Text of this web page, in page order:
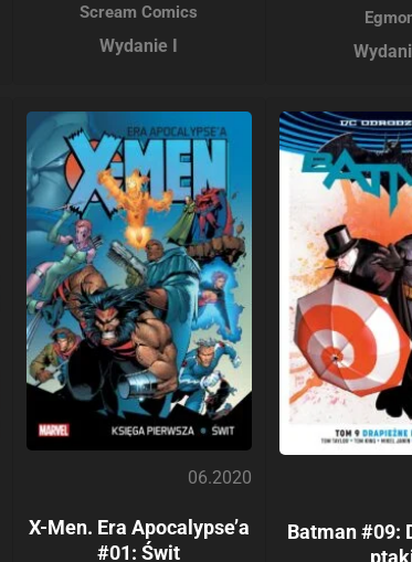
Scream Comics
Wydanie I
06.2020
X-Men. Era Apocalypse’a
#01: Świt
Batman #09: